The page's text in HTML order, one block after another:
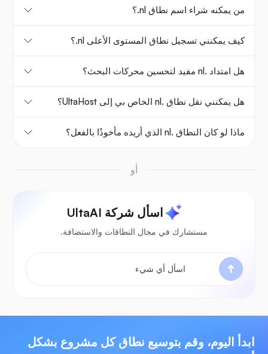
من يمكنه شراء اسم نطاق ‎.nl؟
كيف يمكنني تسجيل نطاق المستوى الأعلى ‎.nl؟
هل امتداد .nl مفيد لتحسين محركات البحث؟
هل يمكنني نقل نطاق .nl الخاص بي إلى UltaHost؟
ماذا لو كان النطاق .nl الذي أريده مأخوذًا بالفعل؟
أو
اسأل شركة UltaAI
مستشارك في مجال النطاقات والاستضافة.
ابدأ اليوم، وقم بتوسيع نطاق كل مشروع بشكل